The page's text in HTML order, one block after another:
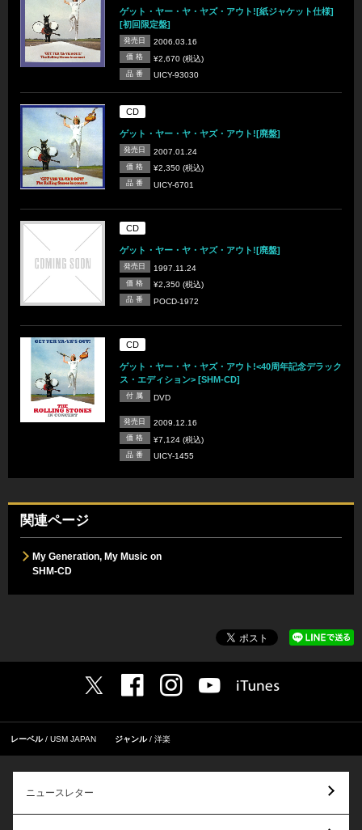
ゲット・ヤー・ヤ・ヤズ・アウト![紙ジャケット仕様]
[初回限定盤]
発売日 2006.03.16
価 格 ¥2,670 (税込)
品 番 UICY-93030
CD
ゲット・ヤー・ヤ・ヤズ・アウト![廃盤]
発売日 2007.01.24
価 格 ¥2,350 (税込)
品 番 UICY-6701
CD
ゲット・ヤー・ヤ・ヤズ・アウト![廃盤]
発売日 1997.11.24
価 格 ¥2,350 (税込)
品 番 POCD-1972
CD
ゲット・ヤー・ヤ・ヤズ・アウト!<40周年記念デラック
ス・エディション> [SHM-CD]
付 属 DVD
発売日 2009.12.16
価 格 ¥7,124 (税込)
品 番 UICY-1455
関連ページ
My Generation, My Music on
SHM-CD
レーベル USM JAPAN ジャンル 洋楽
ニュースレター